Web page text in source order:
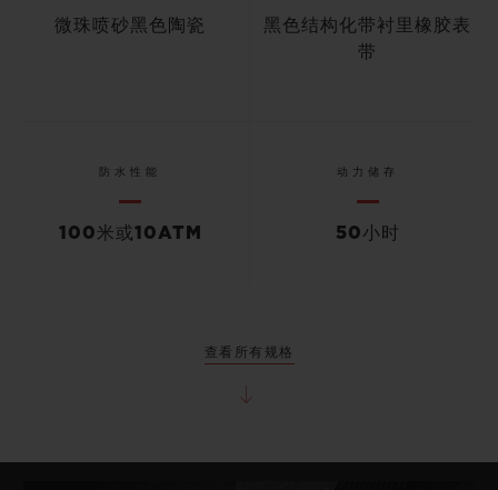
微珠喷砂黑色陶瓷
黑色结构化带衬里橡胶表
带
防水性能
100米或10ATM
动力储存
50小时
查看所有规格